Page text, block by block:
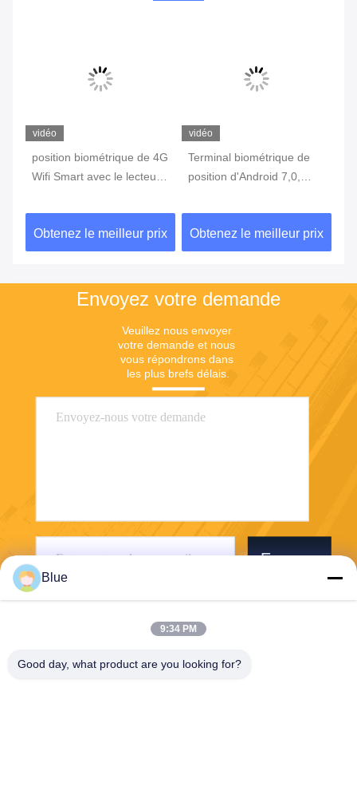
vidéo
position biométrique de 4G
Wifi Smart avec le lecteur
Touch Screen
Obtenez le meilleur prix
vidéo
Terminal biométrique de
position d'Android 7,0,
position avec l'imprimante
Built In Battery
Obtenez le meilleur prix
Envoyez votre demande
Veuillez nous envoyer
votre demande et nous
vous répondrons dans
les plus brefs délais.
Envoyer
Blue
9:34 PM
Good day, what product are you looking for?